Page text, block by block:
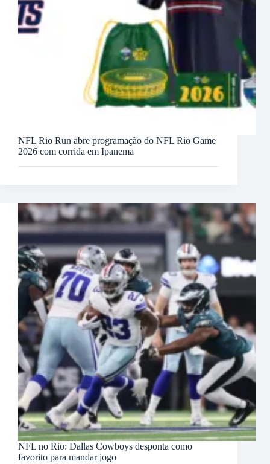
NFL Rio Run abre programação do NFL Rio Game
2026 com corrida em Ipanema
NFL no Rio: Dallas Cowboys desponta como
favorito para mandar jogo